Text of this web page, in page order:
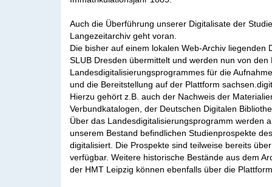
Auch die Überführung unserer Digitalisate der
Langezeitarchiv geht voran.
Die bisher auf einem lokalen Web-Archiv liegenden
SLUB Dresden übermittelt und werden nun von den
Landesdigitalisierungsprogrammes für die
und die Bereitstellung auf der Plattform
Hierzu gehört z.B. auch der Nachweis der
Verbundkatalogen, der Deutschen Digitalen
Über das Landesdigitalisierungsprogramm werden
unserem Bestand befindlichen Studienprospekte
digitalisiert. Die Prospekte sind teilweise bereits
verfügbar. Weitere historische Bestände aus dem
der HMT Leipzig können ebenfalls über die